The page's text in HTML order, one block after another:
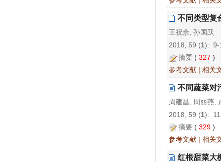
不同类型复
王祝余, 孙国跃
2018, 59 (1): 9-
摘要 ( 327 )
参考文献 | 相关
不同蔬菜对
周建昌, 周丽燕,
2018, 59 (1):
摘要 ( 329 )
参考文献 | 相关
红根甜菜大